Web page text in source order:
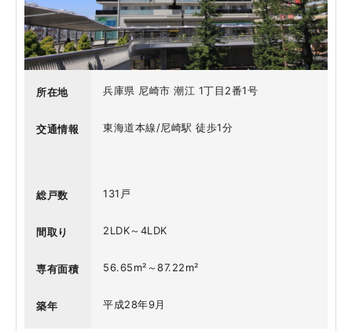
所在地 兵庫県 尼崎市 潮江 1丁目2番1号
交通情報 東海道本線/尼崎駅 徒歩1分
総戸数 131戸
間取り 2LDK～4LDK
専有面積 56.65m²～87.22m²
築年 平成28年9月